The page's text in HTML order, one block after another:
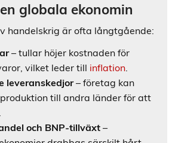
globala ekonomin
handelskrig är ofta långtgående:
– tullar höjer kostnaden för
vilket leder till inflation.
leveranskedjor– företag kan
till andra länder för att
och BNP-tillväxt –